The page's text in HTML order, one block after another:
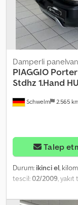
deneyime sahip
--Çalışma saatleri:
- 14:00
Schwelm 2.565
Damperli panelvan
PIAGGIO Porter
Stdhz 1.Hand
Talep
Durum: ikinci el,
tescil:02/2009, yakıt
mm, toplam genişlik: